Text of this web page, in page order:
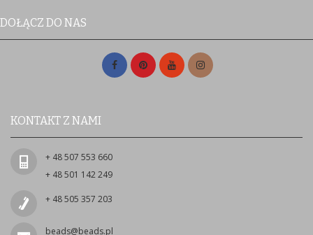
DOŁĄCZ DO NAS
KONTAKT Z NAMI
+ 48 507 553 660
+ 48 501 142 249
+ 48 505 357 203
beads@beads.pl